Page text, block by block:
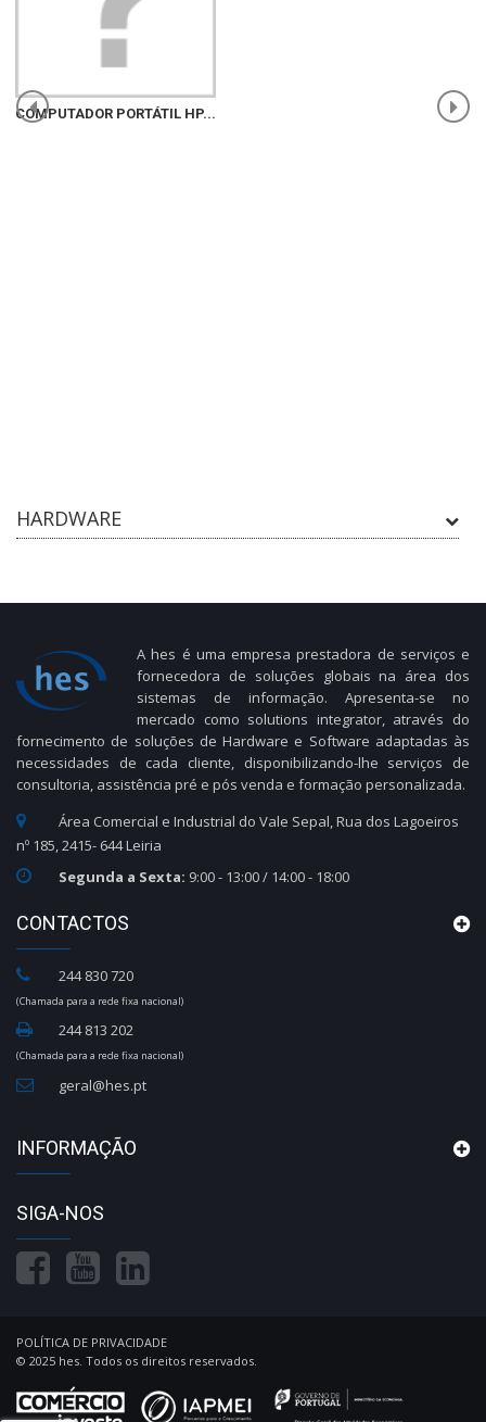
HARDWARE
COMPUTADOR PORTÁTIL HP...
A hes é uma empresa prestadora de serviços e
fornecedora de soluções globais na área dos
sistemas de informação. Apresenta-se no
mercado como solutions integrator, através do
fornecimento de soluções de Hardware e Software adaptadas às
necessidades de cada cliente, disponibilizando-lhe serviços de
consultoria, assistência pré e pós venda e formação personalizada.
Área Comercial e Industrial do Vale Sepal, Rua dos Lagoeiros
nº 185, 2415- 644 Leiria
Segunda a Sexta: 9:00 - 13:00 / 14:00 - 18:00
CONTACTOS
244 830 720
(Chamada para a rede fixa nacional)
244 813 202
(Chamada para a rede fixa nacional)
geral@hes.pt
INFORMAÇÃO
SIGA-NOS
POLÍTICA DE PRIVACIDADE
© 2025 hes. Todos os direitos reservados.